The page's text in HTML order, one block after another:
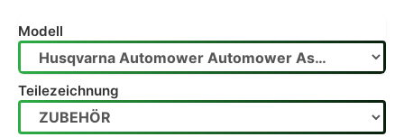
Teilezeichnung
Modell